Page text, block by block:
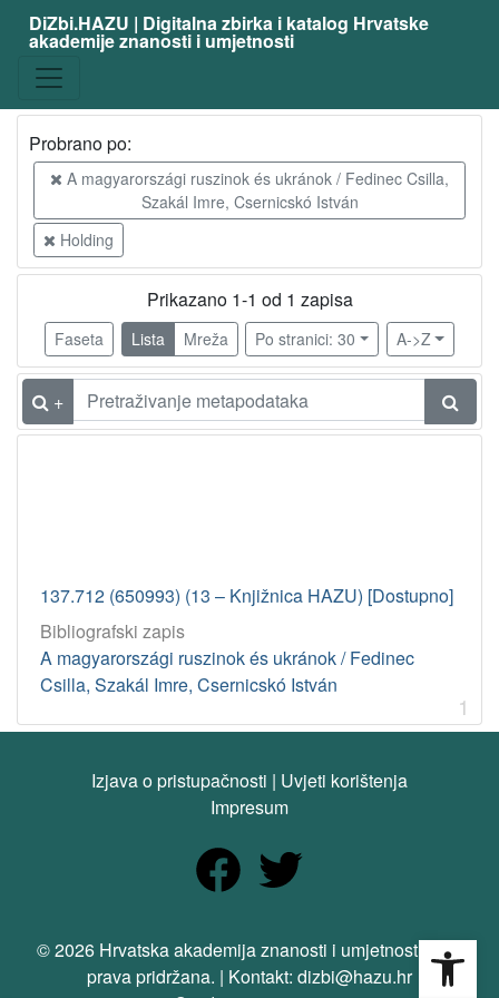
DiZbi.HAZU | Digitalna zbirka i katalog Hrvatske
akademije znanosti i umjetnosti
Probrano po:
A magyarországi ruszinok és ukránok / Fedinec Csilla,
Szakál Imre, Csernicskó István
Holding
Prikazano 1-1 od 1 zapisa
Faseta Lista Mreža Po stranici: 30 A->Z
+
137.712 (650993) (13 – Knjižnica HAZU) [Dostupno]
Bibliografski zapis
A magyarországi ruszinok és ukránok / Fedinec
Csilla, Szakál Imre, Csernicskó István
1
Izjava o pristupačnosti | Uvjeti korištenja
Impresum
© 2026 Hrvatska akademija znanosti i umjetnosti. Sva
prava pridržana. | Kontakt: dizbi@hazu.hr